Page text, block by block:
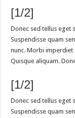
[1/2]
Donec sed tellus eget
Suspendisse quam
nunc. Morbi imperdiet
Quisque aliquam.
[1/2]
Donec sed tellus eget
Suspendisse quam